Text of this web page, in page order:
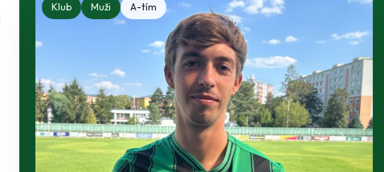
Klub Muži A-tím